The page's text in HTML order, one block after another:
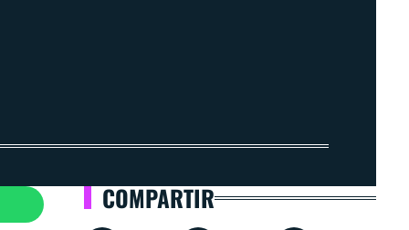
COMPARTIR